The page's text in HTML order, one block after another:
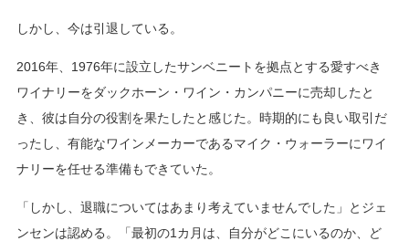
しかし、今は引退している。
2016年、1976年に設立したサンベニートを拠点とする愛すべき
ワイナリーをダックホーン・ワイン・カンパニーに売却したと
き、彼は自分の役割を果たしたと感じた。時期的にも良い取引だ
ったし、有能なワインメーカーであるマイク・ウォーラーにワイ
ナリーを任せる準備もできていた。
「しかし、退職についてはあまり考えていませんでした」とジェ
ンセンは認める。「最初の1カ月は、自分がどこにいるのか、ど